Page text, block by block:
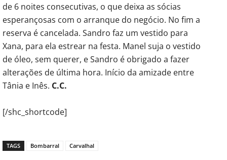
de 6 noites consecutivas, o que deixa as sócias
esperançosas com o arranque do negócio. No fim a
reserva é cancelada. Sandro faz um vestido para
Xana, para ela estrear na festa. Manel suja o vestido
de óleo, sem querer, e Sandro é obrigado a fazer
alterações de última hora. Início da amizade entre
Tânia e Inês. C.C.
[/shc_shortcode]
TAGS Bombarral Carvalhal